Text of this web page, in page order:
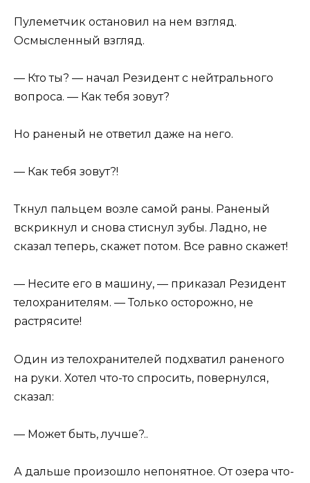
Пулеметчик остановил на нем взгляд.
Осмысленный взгляд.
— Кто ты? — начал Резидент с нейтрального
вопроса. — Как тебя зовут?
Но раненый не ответил даже на него.
— Как тебя зовут?!
Ткнул пальцем возле самой раны. Раненый
вскрикнул и снова стиснул зубы. Ладно, не
сказал теперь, скажет потом. Все равно скажет!
— Несите его в машину, — приказал Резидент
телохранителям. — Только осторожно, не
растрясите!
Один из телохранителей подхватил раненого
на руки. Хотел что-то спросить, повернулся,
сказал:
— Может быть, лучше?..
А дальше произошло непонятное. От озера что-